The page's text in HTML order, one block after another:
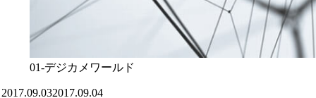
01-デジカメワールド
2017.09.032017.09.04